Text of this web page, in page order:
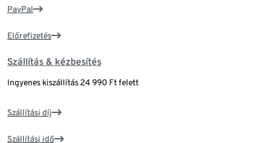
PayPal
Előrefizetés
Szállítás & kézbesítés
Ingyenes kiszállítás 24 990 Ft felett
Szállítási díj
Szállítási idő